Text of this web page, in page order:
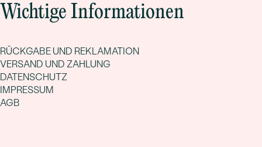
Wichtige Informationen
RÜCKGABE UND REKLAMATION
VERSAND UND ZAHLUNG
DATENSCHUTZ
IMPRESSUM
AGB